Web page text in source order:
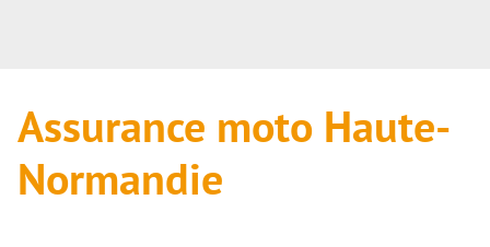
Assurance moto Haute-
Normandie